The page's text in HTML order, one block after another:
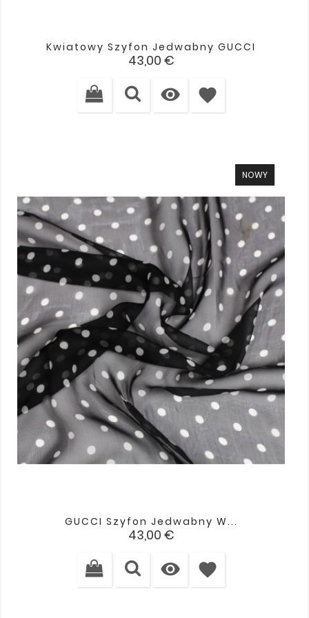
Kwiatowy Szyfon Jedwabny GUCCI
Cena
43,00 €
 favorite
NOWY
GUCCI Szyfon Jedwabny W...
Cena
43,00 €
 favorite